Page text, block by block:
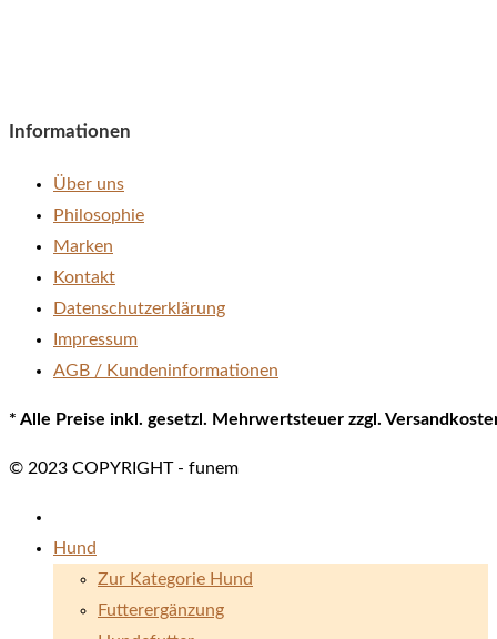
Informationen
Über uns
Philosophie
Marken
Kontakt
Datenschutzerklärung
Impressum
AGB / Kundeninformationen
* Alle Preise inkl. gesetzl. Mehrwertsteuer zzgl.
© 2023 COPYRIGHT - funem
Hund
Zur Kategorie Hund
Futterergänzung